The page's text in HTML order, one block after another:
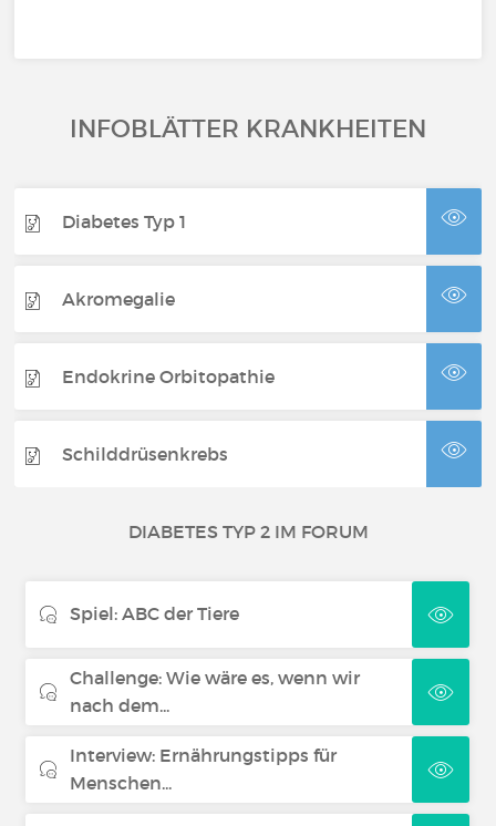
INFOBLÄTTER KRANKHEITEN
Diabetes Typ 1
Akromegalie
Endokrine Orbitopathie
Schilddrüsenkrebs
DIABETES TYP 2 IM FORUM
Spiel: ABC der Tiere
Challenge: Wie wäre es, wenn wir
nach dem...
Interview: Ernährungstipps für
Menschen...